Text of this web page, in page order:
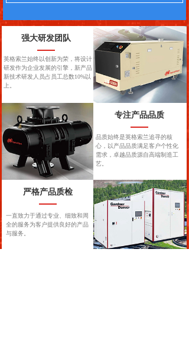
一直致力于通过专业、细致和周
全的服务为客户提供良好的产品
与服务。
严格产品质检
强大研发团队
英格索兰始终以创新为荣，将设计
研发作为企业发展的引擎，新产品
新技术研发人员占员工总数10%以
上。
专注产品品质
品质始终是英格索兰追寻的核
心，以产品品质满足客户个性化
需求，卓越品质源自高端制造工
艺。